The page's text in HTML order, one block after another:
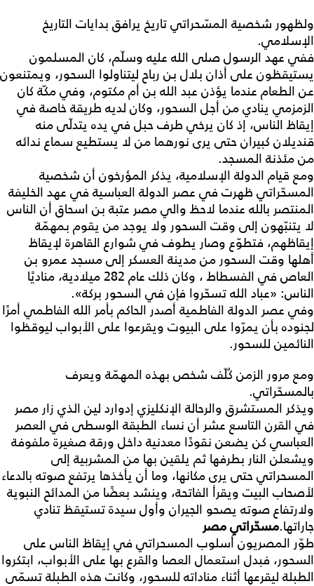
ولظهور شخصية المسّحراتي تاريخ يرافق بدايات التاريخ
الإسلامي.
ففي عهد الرسول صلى الله عليه وسلّم، كان المسلمون
يستيقظون على أذان بلال بن رباح ليتناولوا السحور، ويمتنعون
عن الطعام عندما يؤذن عبد الله بن أم مكتوم، وفي مكّة كان
الزمزمي ينادي من أجل السحور، وكان لديه طريقة خاصة في
إيقاظ الناس، إذ كان يرخي طرف حبل في يده يتدلّى منه
قنديلان كبيران حتى يرى نورهما من لا يستطيع سماع ندائه
من مئذنة المسجد.
ومع قيام الدولة الإسلامية، يذكر المؤرخون أن شخصية
المسحّراتي ظهرت في عصر الدولة العباسية في عهد الخليفة
المنتصر بالله عندما لاحظ والي مصر عتبة بن اسحاق أن الناس
لا يتنبّهون إلى وقت السحور ولا يوجد من يقوم بمهمّة
إيقاظهم، فتطوّع وصار يطوف في شوارع القاهرة لإيقاظ
أهلها وقت السحور من مدينة العسكر إلى مسجد عمرو بن
العاص في الفسطاط ، وكان ذلك عام 282 ميلادية، مناديًا
الناس: «عباد الله تسحّروا فإن في السحور بركة».
وفي عصر الدولة الفاطمية أصدر الحاكم بأمر الله الفاطمي أمرًا
لجنوده بأن يمرّوا على البيوت ويقرعوا على الأبواب ليوقظوا
النائمين للسحور.
ومع مرور الزمن كُلّف شخص بهذه المهمّة ويعرف
بالمسحّراتي.
ويذكر المستشرق والرحالة الإنكليزي إدوارد لين الذي زار مصر
في القرن التاسع عشر أن نساء الطبقة الوسطى في العصر
العباسي كن يضعن نقودًا معدنية داخل ورقة صغيرة ملفوفة
ويشعلن النار بطرفها ثم يلقين بها من المشربية إلى
المسحراتي حتى يرى مكانها، وما أن يأخذها يرتفع صوته بالدعاء
لأصحاب البيت ويقرأ الفاتحة، وينشد بعضًا من المدائح النبوية
ولارتفاع صوته يصحو الجيران وأول سيدة تستيقظ تنادي
جاراتها.مسحّراتي مصر
طوّر المصريون أسلوب المسحراتي في إيقاظ الناس على
السحور، فبدل استعمال العصا والقرع بها على الأبواب، ابتكروا
الطبلة ليقرعها أثناء مناداته للسحور، وكانت هذه الطبلة تسمّى